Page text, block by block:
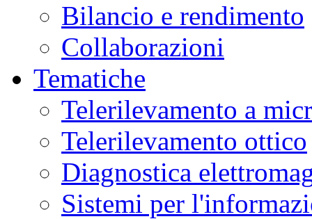
Bilancio e rendimento
Collaborazioni
Tematiche
Telerilevamento a
Telerilevamento ottico
Diagnostica
Sistemi per